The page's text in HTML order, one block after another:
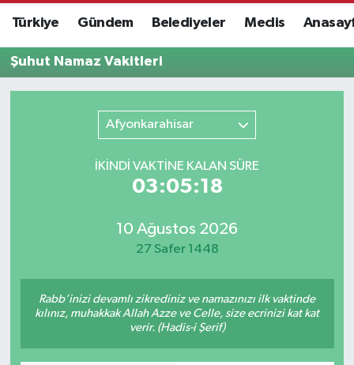
Türkiye Gündem Belediyeler Meclis
Şuhut Namaz Vakitleri
Afyonkarahisar
İKINDI VAKTİNE KALAN SÜRE
03:05:18
10 Ağustos 2026
27 Safer 1448
Rabb’inizi devamlı zikrediniz ve namazınızı ilk vaktinde
kılınız, muhakkak Allah Azze ve Celle, size ecrinizi kat kat
verir. (Hadis-i Şerif)
Süper Lig Puan Durumu ve Fikstür
Son Dakika Haberleri